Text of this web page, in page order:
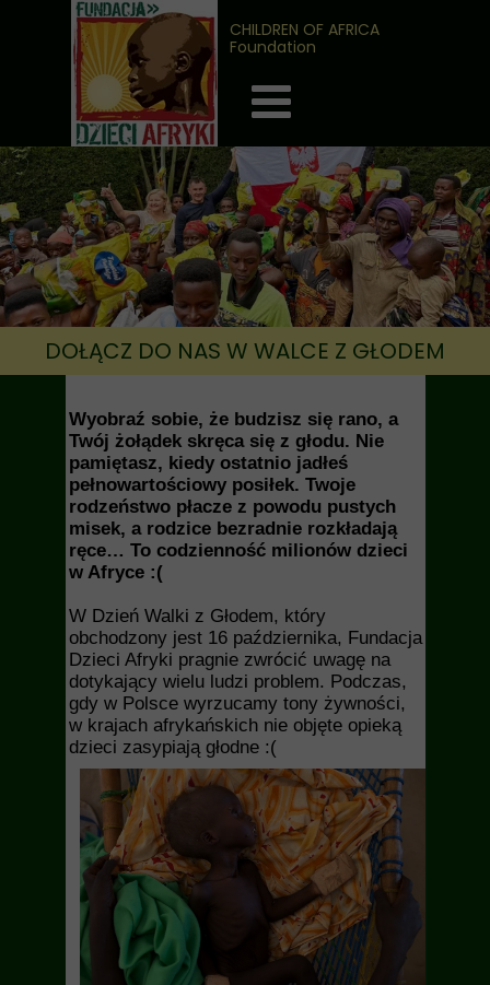
DOŁĄCZ DO NAS W WALCE Z GŁODEM
Wyobraź sobie, że budzisz się rano, a
Twój żołądek skręca się z głodu. Nie
pamiętasz, kiedy ostatnio jadłeś
pełnowartościowy posiłek. Twoje
rodzeństwo płacze z powodu pustych
misek, a rodzice bezradnie rozkładają
ręce… To codzienność milionów dzieci
w Afryce :(
W Dzień Walki z Głodem, który
obchodzony jest 16 października, Fundacja
Dzieci Afryki pragnie zwrócić uwagę na
dotykający wielu ludzi problem. Podczas,
gdy w Polsce wyrzucamy tony żywności,
w krajach afrykańskich nie objęte opieką
dzieci zasypiają głodne :(
CHILDREN OF AFRICA
Foundation